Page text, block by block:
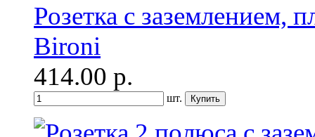
Розетка с заземлением,
Bironi
414.00 р.
шт.